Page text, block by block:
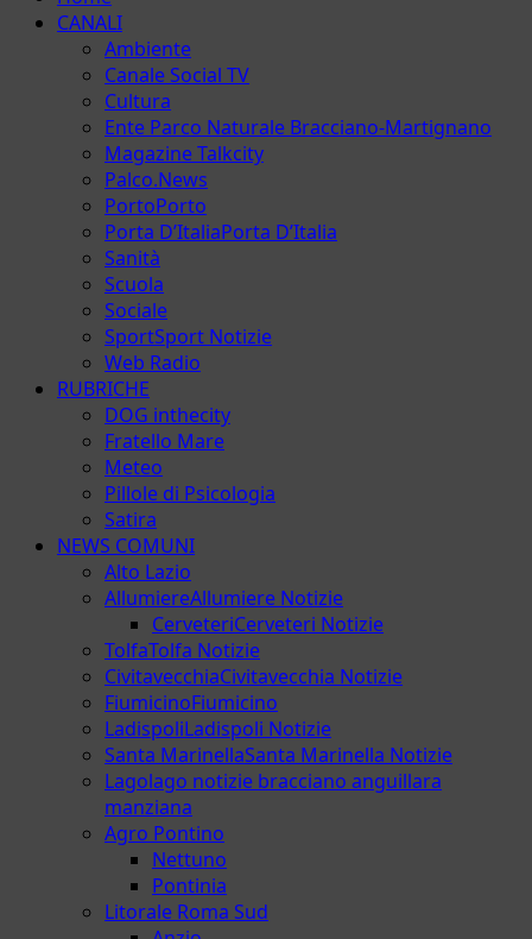
principale
CANALI
Ambiente
Canale Social TV
Cultura
Ente Parco Naturale Bracciano-Martignano
Magazine Talkcity
Palco.News
PortoPorto
Porta D’ItaliaPorta D’Italia
Sanità
Scuola
Sociale
SportSport Notizie
Web Radio
RUBRICHE
DOG inthecity
Fratello Mare
Meteo
Pillole di Psicologia
Satira
NEWS COMUNI
Alto Lazio
AllumiereAllumiere Notizie
CerveteriCerveteri Notizie
TolfaTolfa Notizie
CivitavecchiaCivitavecchia Notizie
FiumicinoFiumicino
LadispoliLadispoli Notizie
Santa MarinellaSanta Marinella Notizie
Lagolago notizie bracciano anguillara
manziana
Agro Pontino
Nettuno
Pontinia
Litorale Roma Sud